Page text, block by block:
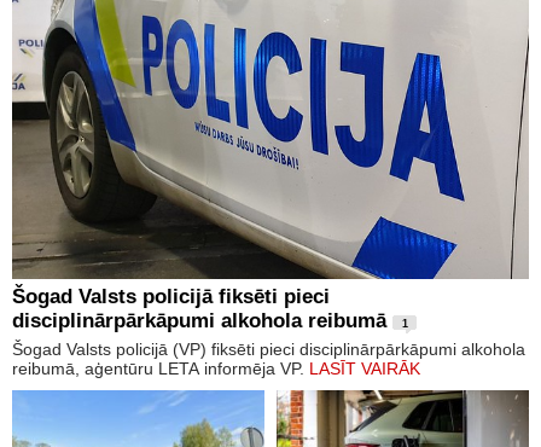
Šogad Valsts policijā fiksēti pieci
disciplinārpārkāpumi alkohola reibumā
1
Šogad Valsts policijā (VP) fiksēti pieci disciplinārpārkāpumi alkohola
reibumā, aģentūru LETA informēja VP. LASĪT VAIRĀK